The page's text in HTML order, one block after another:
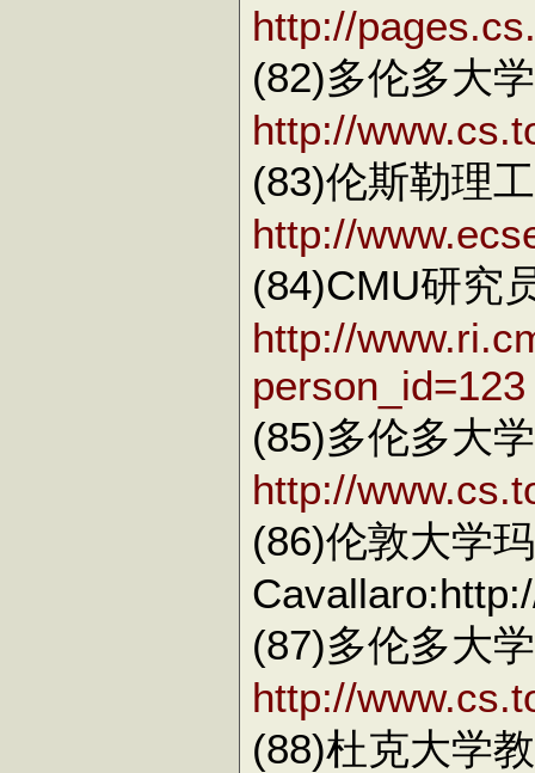
http://
(82)多伦多大
http://
(83)伦斯勒理
http://
(84)CMU研究
http://
person_id=123
(85)多伦多大
http://
(86)伦敦大学
(87)多伦多大
http://
(88)杜克大学